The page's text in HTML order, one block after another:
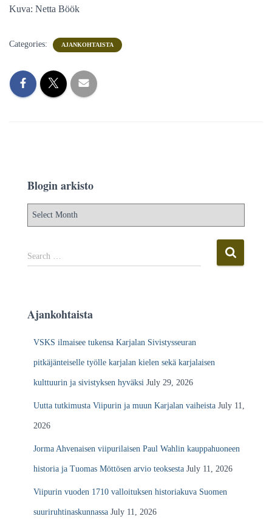
Kuva: Netta Böök
Categories: AJANKOHTAISTA
Blogin arkisto
k
S
e
h
Search …
Ajankohtaista
VSKS ilmaisee tukensa Karjalan Sivistysseuran
pitkäjänteiselle työlle karjalan kielen sekä karjalaisen
kulttuurin ja sivistyksen hyväksi July 29, 2026
Uutta tutkimusta Viipurin ja muun Karjalan vaiheista July 11,
2026
Jorma Ahvenaisen viipurilaisen Paul Wahlin kauppahuoneen
historia ja Tuomas Möttösen arvio teoksesta July 11, 2026
Viipurin vuoden 1710 valloituksen historiakuva Suomen
suuriruhtinaskunnassa July 11, 2026